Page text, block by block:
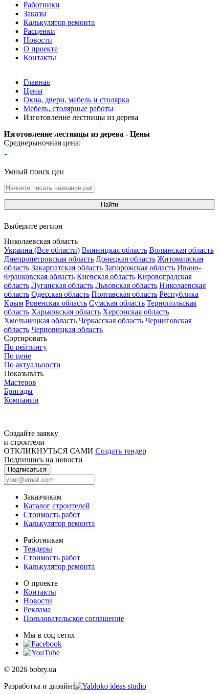
Работники
Заказы
Калькулятор ремонта
Расценки
Новости
О проекте
Контакты
Главная
Цены
Окна, двери, мебель и столярка
Мебель, столярные работы
Изготовление лестницы из дерева
Изготовление лестницы из дерева - Цены
Среднерыночная цена:
-
Умный поиск цен
Найти
Выберите регион
Николаевская область
Украина (Все области) Винницкая область Волынская область
Днепропетровская область Донецкая область Житомирская
область Закарпатская область Запорожская область Ивано-
Франковская область Киевская область Кировоградская
область Луганская область Львовская область Николаевская
область Одесская область Полтавская область Республика
Крым Ровенская область Сумская область Тернопольская
область Харьковская область Херсонская область
Хмельницкая область Черкасская область Черниговская
область Черновицкая область
Сортировать
По рейтингу
По цене
По актуальности
Показывать
Мастеров
Бригады
Компании
Создайте заявку
и строители
ОТКЛИКНУТЬСЯ САМИ Создать тендер
Подпишись на новости
Подписаться
Заказчикам
Каталог строителей
Стоимость работ
Калькулятор ремонта
Работникам
Тендеры
Стоимость работ
Калькулятор ремонта
О проекте
Контакты
Новости
Реклама
Пользовательское соглашение
Мы в соц сетях
© 2026 bobry.ua
Разработка и дизайн: